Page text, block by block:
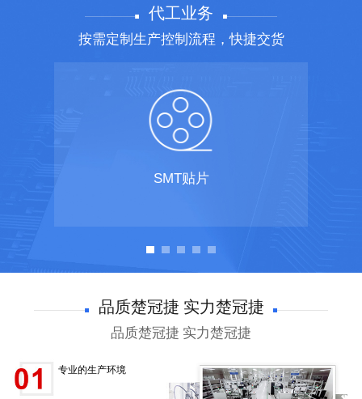
代工业务
按需定制生产控制流程，快捷交货
SMT贴片
品质楚冠捷 实力楚冠捷
品质楚冠捷 实力楚冠捷
专业的生产环境